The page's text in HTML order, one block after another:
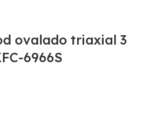
ovalado triaxial 3
6966S